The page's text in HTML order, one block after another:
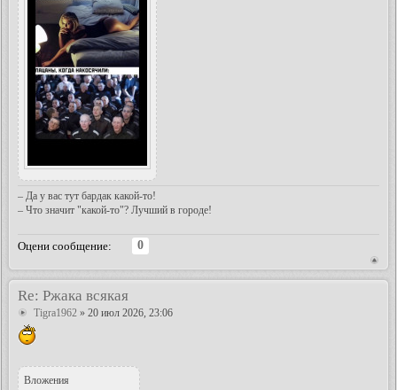
– Да у вас тут бардак какой-то!
– Что значит "какой-то"? Лучший в городе!
Оцени сообщение:
0
Re: Ржака всякая
Tigra1962 » 20 июл 2026, 23:06
Вложения